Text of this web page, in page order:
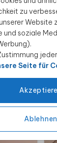
zu
Website
und soziale
Seite für
Ablehnen